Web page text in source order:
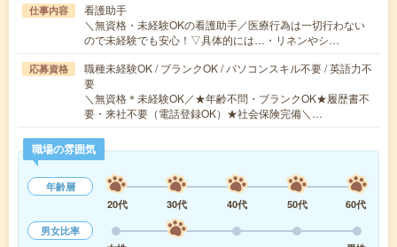
仕事内容
看護助手
＼無資格・未経験OKの看護助手／医療行為は一切行わない
ので未経験でも安心！▽具体的には…・リネンやシ…
応募資格
職種未経験OK / ブランクOK / パソコンスキル不要 / 英語力不
要
＼無資格＊未経験OK／★年齢不問・ブランクOK★履歴書不
要・来社不要（電話登録OK）★社会保険完備＼…
職場の雰囲気
年齢層
20代
30代 40代 50代
60代
男女比率